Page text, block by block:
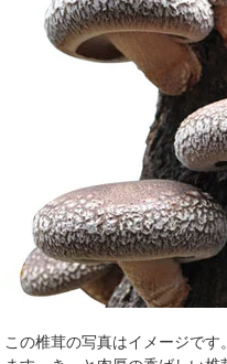
この椎茸の写真はイメージで